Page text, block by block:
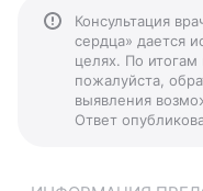
Консультация
сердца» дается
целях. По итогам
пожалуйста,
выявления
Ответ